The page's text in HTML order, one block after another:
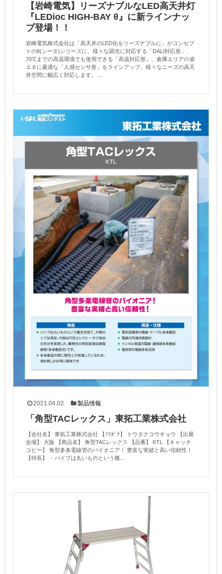
【岩崎電気】リーズナブルなLED高天井灯
『LEDioc HIGH-BAY θ』に新ラインナッ
プ登場！！
岩崎電気株式会社は「高天井のLED化をリーズナブルに」がコンセプ
トのθ(シータ)シリーズに、様々な調光に対応する「DALI対応形」、
70℃までの高温環境でも使用できる「高温対応形」、倉庫エリアの省
エネに最適な「人感センサ形」をラインアップ。様々なニーズの高天
井空間に幅広く対応します。 ...
2021.04.02 製品情報
「角型TACレックス」東拓工業株式会社
【会社名】 東拓工業株式会社 【ﾌﾘｶﾞﾅ】 トウタクコウギョウ 【出展
会場】 大阪 【商品名】 角型TACレックス 【品番】 KTL 【キャッチ
コピー】 角型多条電線管のパイオニア！ 豊富な実績と高い信頼性！
【特長】 ・パイプは丸いものという概...